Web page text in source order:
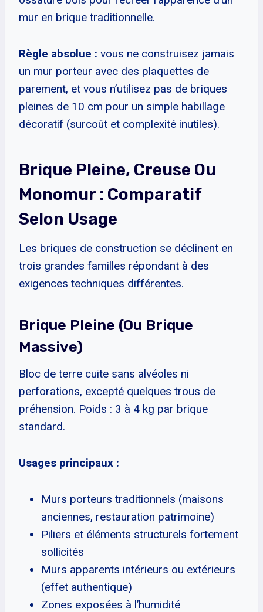
mur en brique traditionnelle.
Règle absolue : vous ne construisez jamais
un mur porteur avec des plaquettes de
parement, et vous n’utilisez pas de briques
pleines de 10 cm pour un simple habillage
décoratif (surcoût et complexité inutiles).
Brique Pleine, Creuse Ou
Monomur : Comparatif
Selon Usage
Les briques de construction se déclinent en
trois grandes familles répondant à des
exigences techniques différentes.
Brique Pleine (ou Brique
Massive)
Bloc de terre cuite sans alvéoles ni
perforations, excepté quelques trous de
préhension. Poids : 3 à 4 kg par brique
standard.
Usages principaux :
Murs porteurs traditionnels (maisons
anciennes, restauration patrimoine)
Piliers et éléments structurels fortement
sollicités
Murs apparents intérieurs ou extérieurs
(effet authentique)
Zones exposées à l’humidité